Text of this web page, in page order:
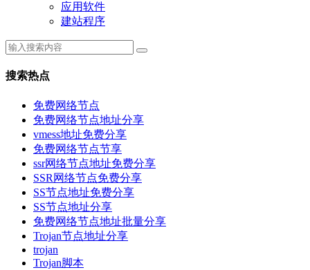
应用软件
建站程序
搜索热点
免费网络节点
免费网络节点地址分享
vmess地址免费分享
免费网络节点节享
ssr网络节点地址免费分享
SSR网络节点免费分享
SS节点地址免费分享
SS节点地址分享
免费网络节点地址批量分享
Trojan节点地址分享
trojan
Trojan脚本